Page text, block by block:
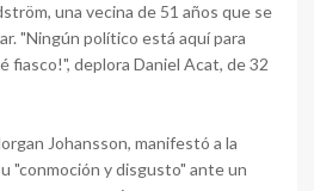
una vecina de 51 años que se
"Ningún político está aquí para
fiasco!", deplora Daniel Acat, de 32
Johansson, manifestó a la
"conmoción y disgusto" ante un